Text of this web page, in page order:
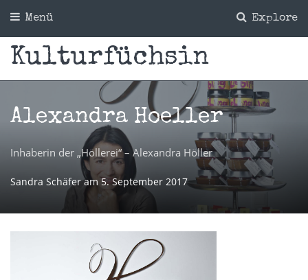
Explore
Menü
Kulturfüchsin
Alexandra Hoeller
Inhaberin der „Höllerei“ – Alexandra Höller
Sandra Schäferam 5. September 2017